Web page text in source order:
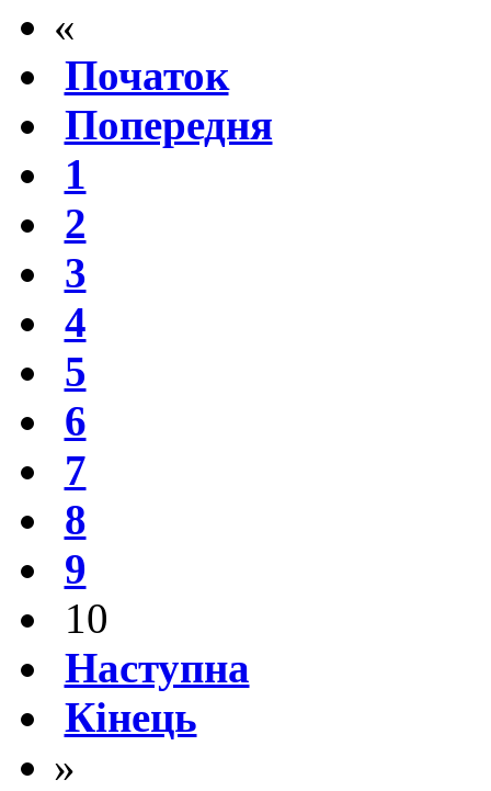
«
Початок
Попередня
1
2
3
4
5
6
7
8
9
10
Наступна
Кінець
»